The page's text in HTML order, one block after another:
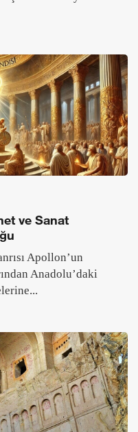
ve Sanat
Apollon’un
Anadolu’daki